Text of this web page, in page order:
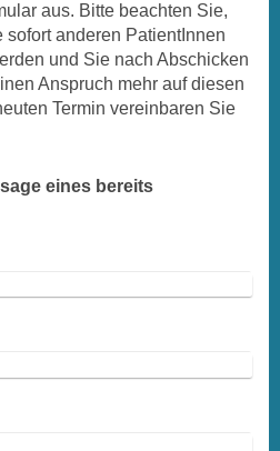
aus. Bitte beachten Sie,
sofort anderen PatientInnen
und Sie nach Abschicken
Anspruch mehr auf diesen
Termin vereinbaren Sie
eines bereits